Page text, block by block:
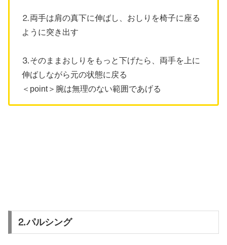
⒉両手は肩の真下に伸ばし、おしりを椅子に座る
ように突き出す
⒊そのままおしりをもっと下げたら、両手を上に
伸ばしながら元の状態に戻る
＜point＞腕は無理のない範囲であげる
⒉パルシング